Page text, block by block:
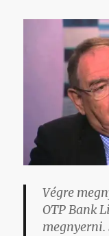
Végre
OTP Bank